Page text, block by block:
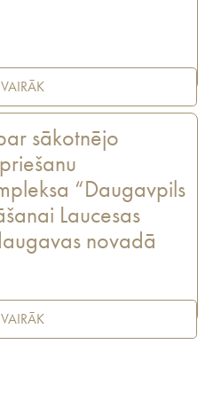
VAIRĀK
sākotnējo
“Daugavpils
Laucesas
novadā
VAIRĀK